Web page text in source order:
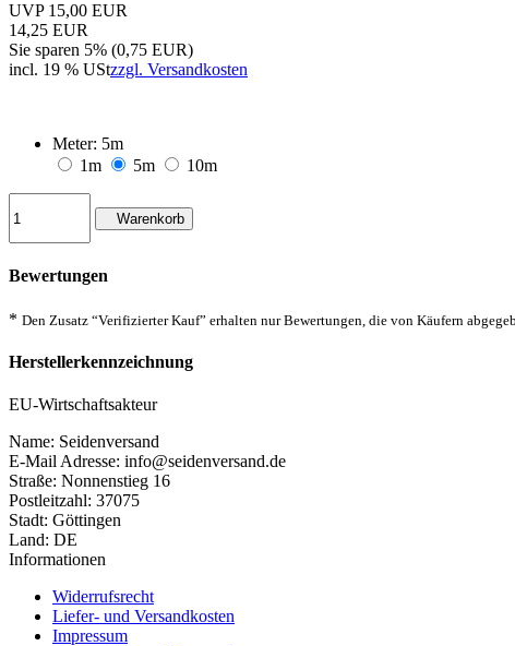
UVP 15,00 EUR
14,25 EUR
Sie sparen 5% (0,75 EUR)
incl. 19 % UStzzgl. Versandkosten
Meter: 5m
1m
5m 10m
Warenkorb
Bewertungen
* Den Zusatz “Verifizierter Kauf” erhalten nur Bewertungen, die von Käufern
Herstellerkennzeichnung
EU-Wirtschaftsakteur
Name: Seidenversand
E-Mail Adresse: info@seidenversand.de
Straße: Nonnenstieg 16
Postleitzahl: 37075
Stadt: Göttingen
Land: DE
Informationen
Widerrufsrecht
Liefer- und Versandkosten
Impressum